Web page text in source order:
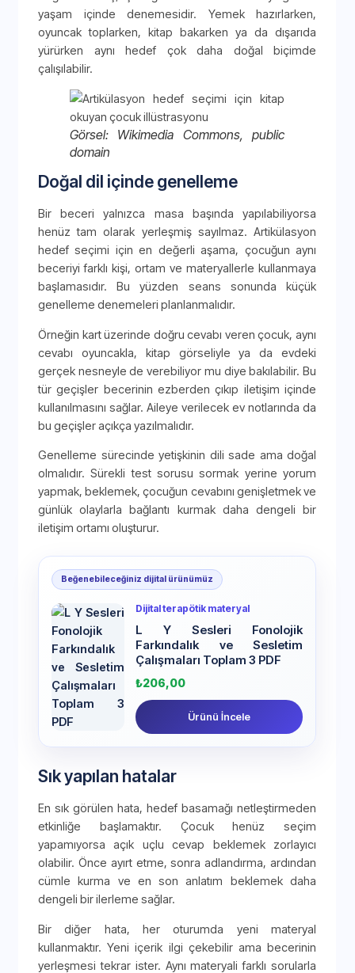
yaşam içinde denemesidir. Yemek hazırlarken,
oyuncak toplarken, kitap bakarken ya da dışarıda
yürürken aynı hedef çok daha doğal biçimde
çalışılabilir.
Görsel: Wikimedia Commons, public
domain
Doğal dil içinde genelleme
Bir beceri yalnızca masa başında yapılabiliyorsa
henüz tam olarak yerleşmiş sayılmaz. Artikülasyon
hedef seçimi için en değerli aşama, çocuğun aynı
beceriyi farklı kişi, ortam ve materyallerle kullanmaya
başlamasıdır. Bu yüzden seans sonunda küçük
genelleme denemeleri planlanmalıdır.
Örneğin kart üzerinde doğru cevabı veren çocuk, aynı
cevabı oyuncakla, kitap görseliyle ya da evdeki
gerçek nesneyle de verebiliyor mu diye bakılabilir. Bu
tür geçişler becerinin ezberden çıkıp iletişim içinde
kullanılmasını sağlar. Aileye verilecek ev notlarında da
bu geçişler açıkça yazılmalıdır.
Genelleme sürecinde yetişkinin dili sade ama doğal
olmalıdır. Sürekli test sorusu sormak yerine yorum
yapmak, beklemek, çocuğun cevabını genişletmek ve
günlük olaylarla bağlantı kurmak daha dengeli bir
iletişim ortamı oluşturur.
Beğenebileceğiniz dijital ürünümüz
Dijital terapötik materyal
L Y Sesleri Fonolojik
Farkındalık ve Sesletim
Çalışmaları Toplam 3 PDF
₺206,00
Ürünü İncele
Sık yapılan hatalar
En sık görülen hata, hedef basamağı netleştirmeden
etkinliğe başlamaktır. Çocuk henüz seçim
yapamıyorsa açık uçlu cevap beklemek zorlayıcı
olabilir. Önce ayırt etme, sonra adlandırma, ardından
cümle kurma ve en son anlatım beklemek daha
dengeli bir ilerleme sağlar.
Bir diğer hata, her oturumda yeni materyal
kullanmaktır. Yeni içerik ilgi çekebilir ama becerinin
yerleşmesi tekrar ister. Aynı materyali farklı sorularla